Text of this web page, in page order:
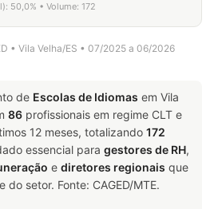
50,0% • Volume: 172
• Vila Velha/ES • 07/2025 a 06/2026
de Escolas de Idiomas em Vila
86 profissionais em regime CLT e
12 meses, totalizando 172
essencial para gestores de RH,
e diretores regionais que
do setor. Fonte: CAGED/MTE.